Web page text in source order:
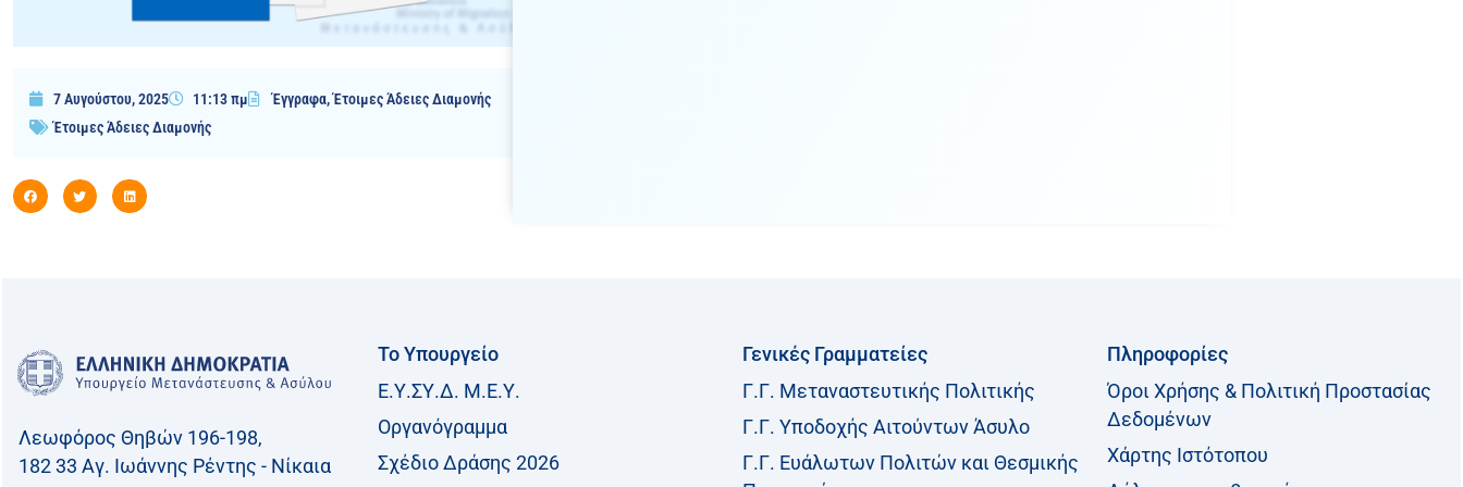
7 Αυγούστου, 2025 11:13 πμ Έγγραφα,Έτοιμες Άδειες Διαμονής
Έτοιμες Άδειες Διαμονής
Λεωφόρος Θηβών 196-198,
182 33 Aγ. Ιωάννης Ρέντης - Νίκαια
Το Υπουργείο
Ε.Υ.ΣΥ.Δ. Μ.Ε.Υ.
Οργανόγραμμα
Σχέδιο Δράσης 2026
Γενικές Γραμματείες
Γ.Γ. Μεταναστευτικής Πολιτικής
Γ.Γ. Υποδοχής Αιτούντων Άσυλο
Γ.Γ. Ευάλωτων Πολιτών και Θεσμικής
Πληροφορίες
Όροι Χρήσης & Πολιτική Προστασίας
Δεδομένων
Χάρτης Ιστότοπου